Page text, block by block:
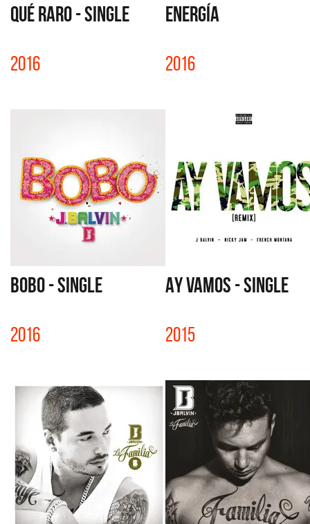
QUÉ RARO - SINGLE
2016
ENERGÍA
2016
BOBO - SINGLE
2016
AY VAMOS - SINGLE
2015